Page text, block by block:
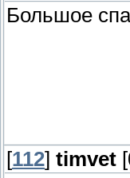
Большое
[112] timvet